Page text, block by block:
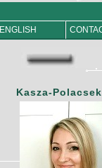
ENGLISH
Kasza-